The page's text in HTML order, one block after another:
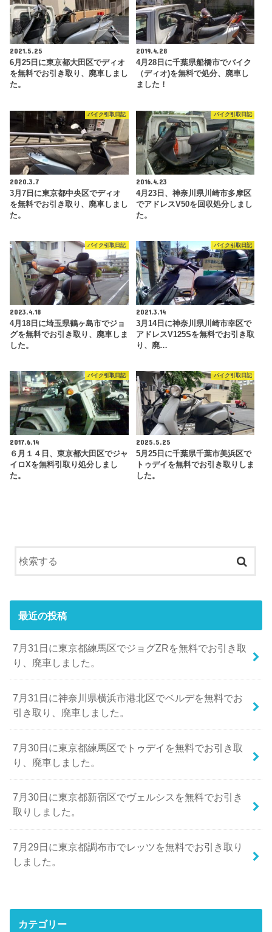
2021.5.25
6月25日に東京都大田区でディオ
を無料でお引き取り、廃車しまし
た。
2019.4.28
4月28日に千葉県船橋市でバイク
（ディオ)を無料で処分、廃車し
ました！
バイク引取日記
2020.3.7
3月7日に東京都中央区でディオ
を無料でお引き取り、廃車しまし
た。
バイク引取日記
2016.4.23
4月23日、神奈川県川崎市多摩区
でアドレスV50を回収処分しまし
た。
バイク引取日記
2023.4.18
4月18日に埼玉県鶴ヶ島市でジョ
グを無料でお引き取り、廃車しま
した。
バイク引取日記
2021.3.14
3月14日に神奈川県川崎市幸区で
アドレスV125Sを無料でお引き取
り、廃…
バイク引取日記
2017.6.14
６月１４日、東京都大田区でジャ
イロXを無料引取り処分しまし
た。
バイク引取日記
2025.5.25
5月25日に千葉県千葉市美浜区で
トゥデイを無料でお引き取りしま
した。
最近の投稿
7月31日に東京都練馬区でジョグZRを無料でお引き取
り、廃車しました。
7月31日に神奈川県横浜市港北区でベルデを無料でお
引き取り、廃車しました。
7月30日に東京都練馬区でトゥデイを無料でお引き取
り、廃車しました。
7月30日に東京都新宿区でヴェルシスを無料でお引き
取りしました。
7月29日に東京都調布市でレッツを無料でお引き取り
しました。
カテゴリー